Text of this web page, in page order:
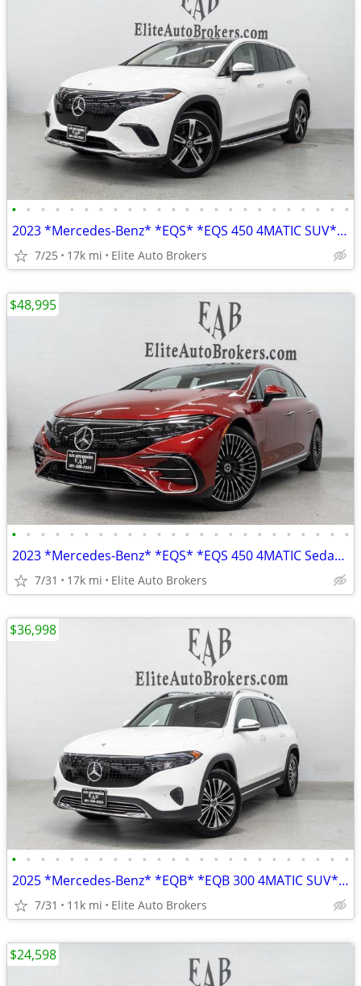
• • • • • • • • • • • • • • • • • • • • • • • •
2023 *Mercedes-Benz* *EQS* *EQS 450 4MATIC SUV* Pola
7/25 17k mi Elite Auto Brokers
• • • • • • • • • • • • • • • • • • • • • • • •
2023 *Mercedes-Benz* *EQS* *EQS 450 4MATIC Sedan* MA
7/31 17k mi Elite Auto Brokers
$48,995
• • • • • • • • • • • • • • • • • • • • • • • •
2025 *Mercedes-Benz* *EQB* *EQB 300 4MATIC SUV* Pola
7/31 11k mi Elite Auto Brokers
$36,998
$24,598